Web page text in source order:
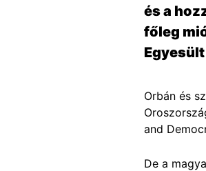
és a
főleg
Orbán és
and
De a